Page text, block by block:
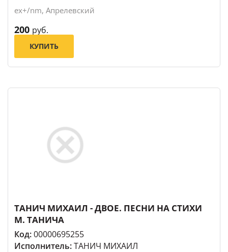
ex+/nm, Апрелевский
200 руб.
КУПИТЬ
ТАНИЧ МИХАИЛ - ДВОЕ. ПЕСНИ НА СТИХИ
М. ТАНИЧА
Код:00000695255
Исполнитель:ТАНИЧ МИХАИЛ